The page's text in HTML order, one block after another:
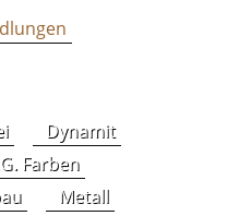
Dynamit
Farben
Metall